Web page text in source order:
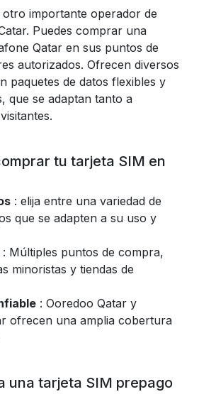
otro importante operador de
Puedes comprar una
Qatar en sus puntos de
autorizados. Ofrecen diversos
paquetes de datos flexibles y
que se adaptan tanto a
tu tarjeta SIM en
: elija entre una variedad de
que se adapten a su uso y
: Múltiples puntos de compra,
minoristas y tiendas de
: Ooredoo Qatar y
ofrecen una amplia cobertura
una tarjeta SIM prepago